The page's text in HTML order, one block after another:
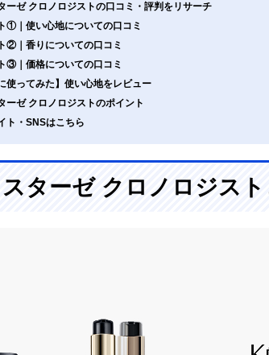
ーゼ クロノロジストの口コミ・評判をリサーチ
①｜使い心地についての口コミ
②｜香りについての口コミ
③｜価格についての口コミ
使ってみた】使い心地をレビュー
ーゼ クロノロジストのポイント
ト・SNSはこちら
ターゼ クロノロジスト